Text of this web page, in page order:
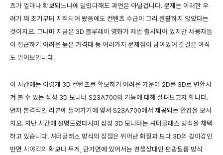
츠가 얼마나 확보되느냐에 달렸다해도 과언은 아닐겁니다. 문제는 이러한 우
려가 꽤 초기부터 지적되어 왔음에도 컨텐츠 수급이 그리 원활하지 않았다는
것이지요. 그나마 지금은 3D 블루레이 영화가 제법 출시되어 있지만 사용자들
이 접근하기 어려운 높은 가격대 등 여러가지 문제점이 남아있어 갈길은 아직
도 멀어보입니다.
이 시간에는 이렇게 3D 컨텐츠를 확보하기 어려운 가운데 2D를 3D로 변환시
켜 볼 수 있는 삼성 3D 모니터 S23A700의 기능에 대해 살펴보고자 합니다.
먼저 본격적인 리뷰에 들어가기에 앞서 S23A700에서 제공되는 안경을 보시
지요. 지난 시간에 설명드렸다시피 삼성 3D 모니터는 셔터글래스 방식을 채택
하고 있습니다. 셔터글래스 방식의 장점은 뛰어난 화질과 보다 3D의 깊이감인
반면 시야각의 확보나 무게, 단가면에 있어서는 경쟁상대인 편광필름 방식